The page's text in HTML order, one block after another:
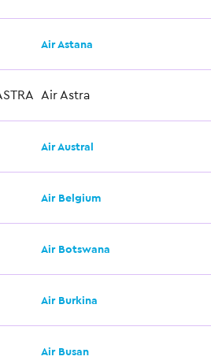
Air Astana
Air Astra
Air Austral
Air Belgium
Air Botswana
Air Burkina
Air Busan